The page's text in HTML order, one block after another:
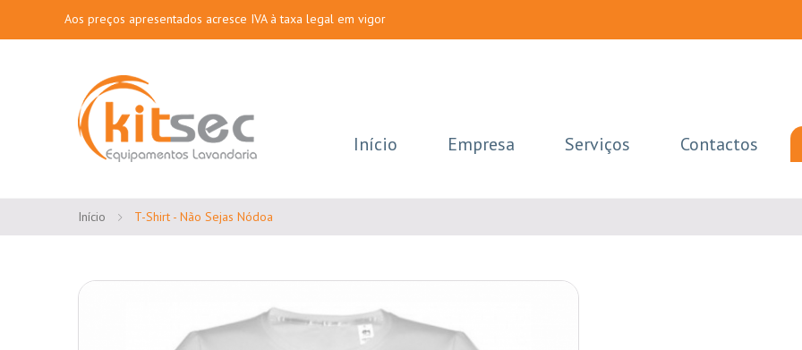
Aos preços apresentados acresce IVA à taxa legal em vigor
Início Empresa Serviços Contactos
Início T-Shirt - Não Sejas Nódoa